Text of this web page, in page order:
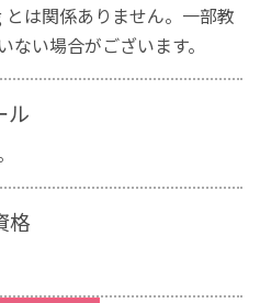
は関係ありません。一部教
い場合がございます。
ル
格